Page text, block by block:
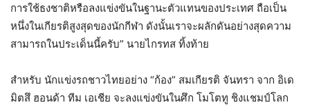
การใช้ธงชาติหรือลงแข่งขันในฐานะตัวแทนของประเทศ ถือเป็น
หนึ่งในเกียรติสูงสุดของนักกีฬา ดังนั้นเราจะผลักดันอย่างสุดความ
สามารถในประเด็นนี้ครับ” นายไกรทส ทิ้งท้าย
สำหรับ นักแข่งรถชาวไทยอย่าง “ก้อง” สมเกียรติ จันทรา จาก อิเด
มิตสึ ฮอนด้า ทีม เอเชีย จะลงแข่งขันในศึก โมโตทู ชิงแชมป์โลก